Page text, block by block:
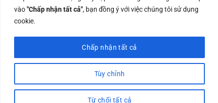
vào"Chấp nhận tất cả", bạn đồng ý với việc chúng tôi sử dụng
cookie.
Tùy chỉnh
Từ chối tất cả
Chấp nhận tất cả
Nội
Copyrights @2023 Nam Binh Xuong. All Rights Reserved